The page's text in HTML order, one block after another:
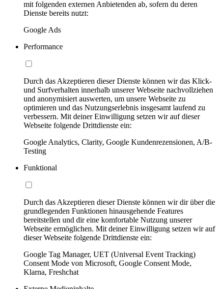
mit folgenden externen Anbietenden ab, sofern du deren
Dienste bereits nutzt:
Google Ads
Performance
Durch das Akzeptieren dieser Dienste können wir das Klick-
und Surfverhalten innerhalb unserer Webseite nachvollziehen
und anonymisiert auswerten, um unsere Webseite zu
optimieren und das Nutzungserlebnis insgesamt laufend zu
verbessern. Mit deiner Einwilligung setzen wir auf dieser
Webseite folgende Drittdienste ein:
Google Analytics, Clarity, Google Kundenrezensionen, A/B-
Testing
Funktional
Durch das Akzeptieren dieser Dienste können wir dir über die
grundlegenden Funktionen hinausgehende Features
bereitstellen und dir eine komfortable Nutzung unserer
Webseite ermöglichen. Mit deiner Einwilligung setzen wir auf
dieser Webseite folgende Drittdienste ein:
Google Tag Manager, UET (Universal Event Tracking)
Consent Mode von Microsoft, Google Consent Mode,
Klarna, Freshchat